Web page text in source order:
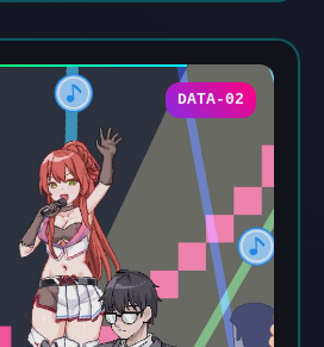
DATA-02